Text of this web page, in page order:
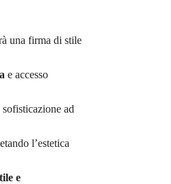
una firma di stile
e accesso
ad
l’estetica
e